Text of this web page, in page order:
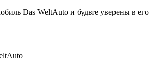
Das WeltAuto и будьте уверены в его